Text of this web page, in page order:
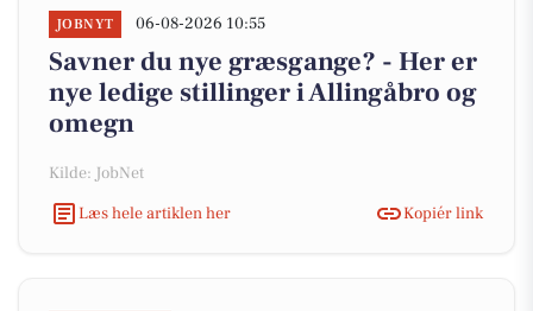
JOBNYT 06-08-2026 10:55
Savner du nye græsgange? - Her er
nye ledige stillinger i Allingåbro og
omegn
Kilde: JobNet
Læs hele artiklen her
Kopiér link